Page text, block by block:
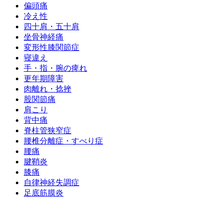
偏頭痛
冷え性
四十肩・五十肩
坐骨神経痛
変形性膝関節症
寝違え
手・指・腕の痺れ
更年期障害
肉離れ・捻挫
股関節痛
肩こり
背中痛
脊柱管狭窄症
腰椎分離症・すべり症
腰痛
腱鞘炎
膝痛
自律神経失調症
足底筋膜炎